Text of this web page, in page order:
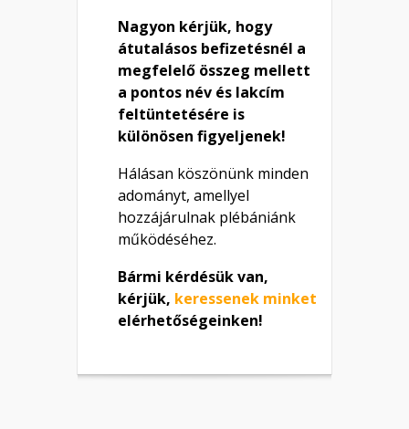
Nagyon kérjük, hogy
átutalásos befizetésnél a
megfelelő összeg mellett
a pontos név és lakcím
feltüntetésére is
különösen figyeljenek!
Hálásan köszönünk minden
adományt, amellyel
hozzájárulnak plébániánk
működéséhez.
Bármi kérdésük van,
kérjük, keressenek minket
elérhetőségeinken!